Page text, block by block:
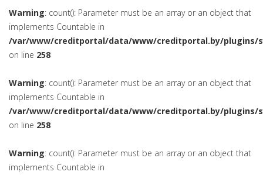
Warning: count(): Parameter must be an array or an object that
implements Countable in
/var/www/creditportal/data/www/creditportal.by/plugins/
on line 258
Warning: count(): Parameter must be an array or an object that
implements Countable in
/var/www/creditportal/data/www/creditportal.by/plugins/
on line 258
Warning: count(): Parameter must be an array or an object that
implements Countable in